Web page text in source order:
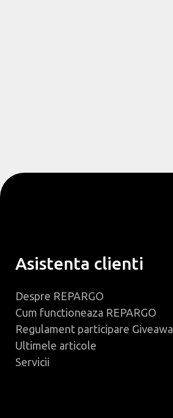
Asistenta clienti
Despre REPARGO
Cum functioneaza REPARGO
Regulament participare
Ultimele articole
Servicii